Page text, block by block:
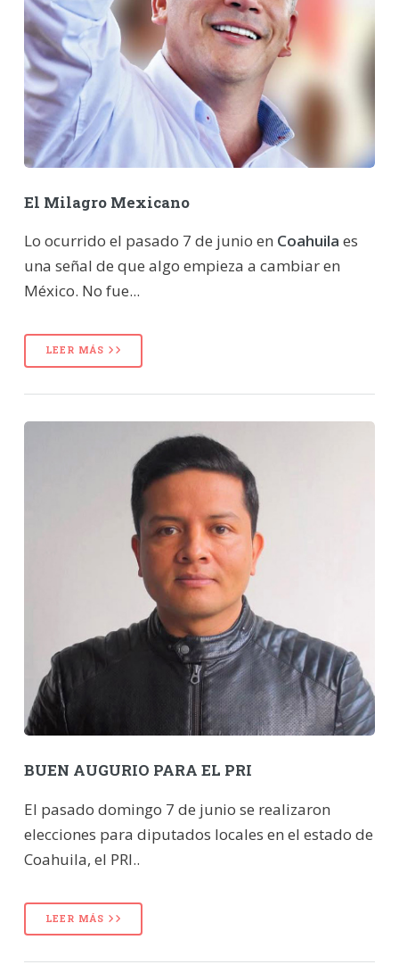
El Milagro Mexicano
Lo ocurrido el pasado 7 de junio en Coahuila es
una señal de que algo empieza a cambiar en
México. No fue...
LEER MÁS
BUEN AUGURIO PARA EL PRI
El pasado domingo 7 de junio se realizaron
elecciones para diputados locales en el estado de
Coahuila, el PRI..
LEER MÁS